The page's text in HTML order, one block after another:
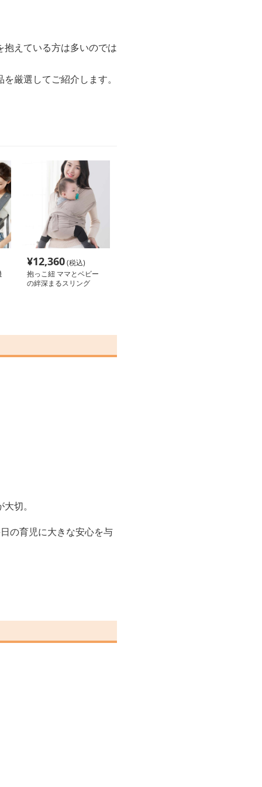
えている方は多いのでは
厳選してご紹介します。
¥12,360(税込)
抱っこ紐 ママとベビー
の絆深まるスリング
切。
の育児に大きな安心を与